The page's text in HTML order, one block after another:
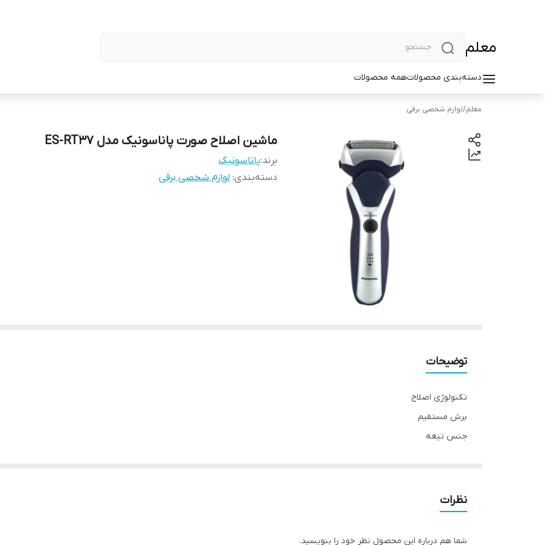
معلم
دسته‌بندی محصولاتهمه محصولات
معلم/لوازم شخصی برقی
ماشین اصلاح صورت پاناسونیک مدل ES-RT37
برند:پاناسونیک
دسته‌بندی: لوازم شخصی برقی
توضیحات
تکنولوژی اصلاح
برش مستقیم
جنس تیغه
دارد
تیغه های خود تیز شونده
نظرات
شما هم درباره این محصول نظر خود را بنویسید.